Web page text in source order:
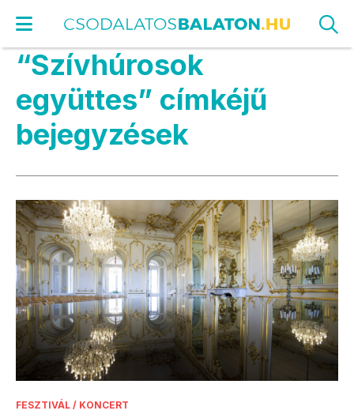
“Szívhúrosok
együttes” címkéjű
bejegyzések
FESZTIVÁL / KONCERT